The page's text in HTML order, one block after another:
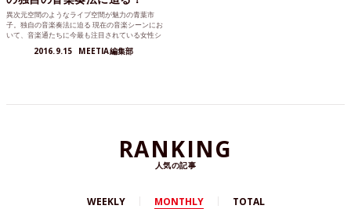
異次元空間のようなライブ空間が魅力の青葉市
子。独自の音楽奏法に迫る 現在の音楽シーンにお
いて、音楽通たちに今最も注目されている女性シ
2016.9.15 MEETIA編集部
RANKING
人気の記事
WEEKLY MONTHLY TOTAL